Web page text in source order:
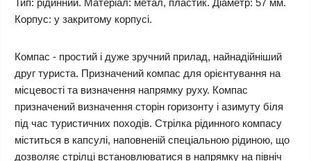
Корпус: у закритому корпусі.
Компас - простий і дуже зручний прилад, найнадійніший
друг туриста. Призначений компас для орієнтування на
місцевості та визначення напрямку руху. Компас
призначений визначення сторін горизонту і азимуту біля
під час туристичних походів. Стрілка рідинного компасу
міститься в капсулі, наповненій спеціальною рідиною, що
дозволяє стрілці встановлюватися в напрямку на північ